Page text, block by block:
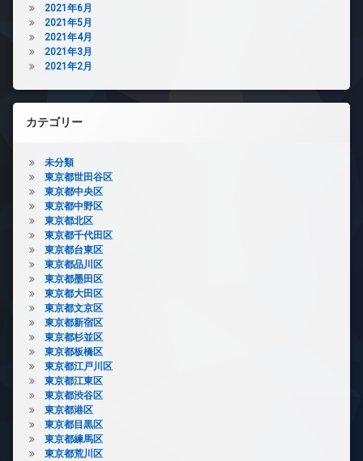
2021年6月
2021年5月
2021年4月
2021年3月
2021年2月
カテゴリー
未分類
東京都世田谷区
東京都中央区
東京都中野区
東京都北区
東京都千代田区
東京都台東区
東京都品川区
東京都墨田区
東京都大田区
東京都文京区
東京都新宿区
東京都杉並区
東京都板橋区
東京都江戸川区
東京都江東区
東京都渋谷区
東京都港区
東京都目黒区
東京都練馬区
東京都荒川区